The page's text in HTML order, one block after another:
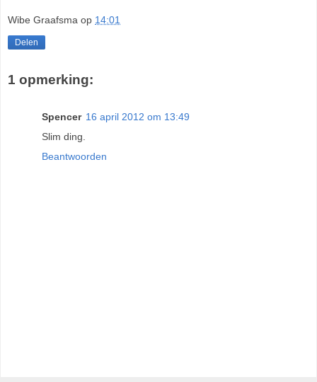
Wibe Graafsma op 14:01
Delen
1 opmerking:
Spencer 16 april 2012 om 13:49
Slim ding.
Beantwoorden